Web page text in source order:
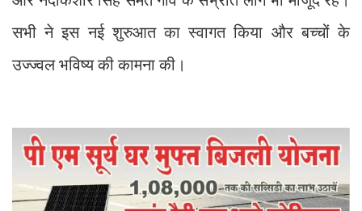
सभी ने इस नई शुरुआत का स्वागत किया और बच्चों के
उज्ज्वल भविष्य की कामना की।